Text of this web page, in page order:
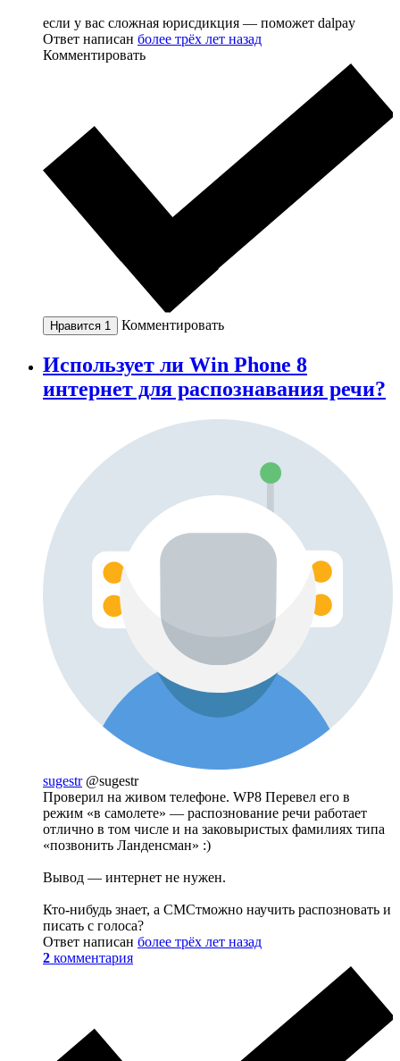
если у вас сложная юрисдикция — поможет dalpay
Ответ написан более трёх лет назад
Комментировать
Нравится 1 Комментировать
Использует ли Win Phone 8
интернет для распознавания речи?
sugestr @sugestr
Проверил на живом телефоне. WP8 Перевел его в
режим «в самолете» — распознование речи работает
отлично в том числе и на заковыристых фамилиях типа
«позвонить Ланденсман» :)
Вывод — интернет не нужен.
Кто-нибудь знает, а СМСтможно научить распозновать и
писать с голоса?
Ответ написан более трёх лет назад
2 комментария